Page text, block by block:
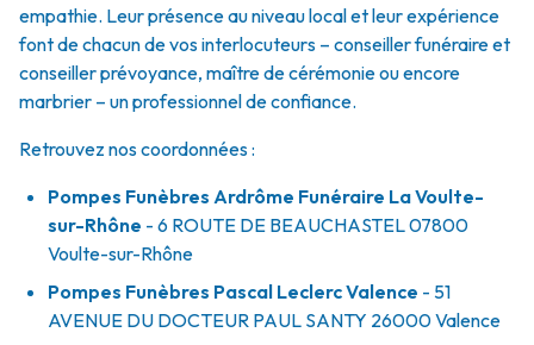
empathie. Leur présence au niveau local et leur expérience
font de chacun de vos interlocuteurs – conseiller funéraire et
conseiller prévoyance, maître de cérémonie ou encore
marbrier – un professionnel de confiance.
Retrouvez nos coordonnées :
Pompes Funèbres Ardrôme Funéraire La Voulte-
sur-Rhône - 6 ROUTE DE BEAUCHASTEL07800
Voulte-sur-Rhône
Pompes Funèbres Pascal Leclerc Valence - 51
AVENUE DU DOCTEUR PAUL SANTY 26000Valence